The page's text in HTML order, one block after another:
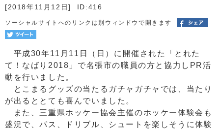
[2018年11月12日] ID:416
ソーシャルサイトへのリンクは別ウィンドウで開きます
平成30年11月11日（日）に開催された「とれた
て！なばり2018」で名張市の職員の方と協力しPR活
動を行いました。
とこまるグッズの当たるガチャガチャでは、当たり
が出るととても喜んでいました。
また、三重県ホッケー協会主催のホッケー体験会も
盛況で、パス、ドリブル、シュートを楽しそうに体験